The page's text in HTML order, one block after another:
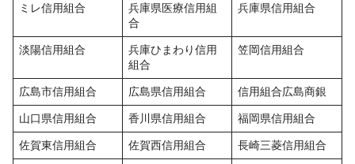
ミレ信用組合
兵庫県医療信用組
合
兵庫県信用組合
淡陽信用組合
兵庫ひまわり信用
組合
笠岡信用組合
広島市信用組合 広島県信用組合 信用組合広島商銀
山口県信用組合 香川県信用組合 福岡県信用組合
佐賀東信用組合 佐賀西信用組合 長崎三菱信用組合